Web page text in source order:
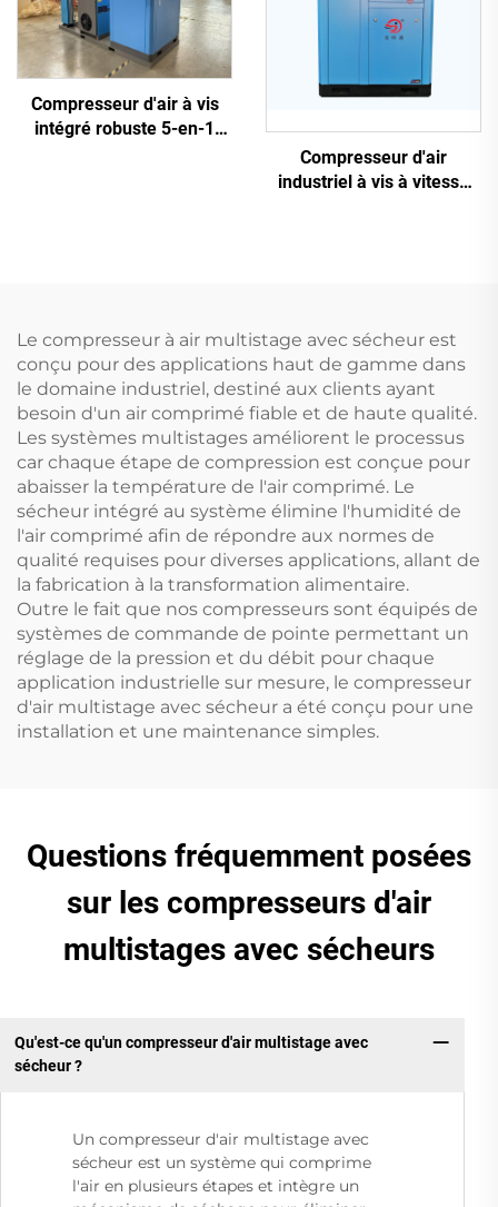
Compresseur d'air à vis
intégré robuste 5-en-1
Compresseur d'air
industriel à vis à vitesse
Le compresseur à air multistage avec sécheur est
conçu pour des applications haut de gamme dans
le domaine industriel, destiné aux clients ayant
besoin d'un air comprimé fiable et de haute qualité.
Les systèmes multistages améliorent le processus
car chaque étape de compression est conçue pour
abaisser la température de l'air comprimé. Le
sécheur intégré au système élimine l'humidité de
l'air comprimé afin de répondre aux normes de
qualité requises pour diverses applications, allant de
la fabrication à la transformation alimentaire.
Outre le fait que nos compresseurs sont équipés de
systèmes de commande de pointe permettant un
réglage de la pression et du débit pour chaque
application industrielle sur mesure, le compresseur
d'air multistage avec sécheur a été conçu pour une
installation et une maintenance simples.
Questions fréquemment posées
sur les compresseurs d'air
multistages avec sécheurs
Qu'est-ce qu'un compresseur d'air multistage avec
sécheur ?
Un compresseur d'air multistage avec
sécheur est un système qui comprime
l'air en plusieurs étapes et intègre un